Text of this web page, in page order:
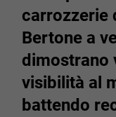
carrozzerie
Bertone a
dimostrano
visibilità al
battendo